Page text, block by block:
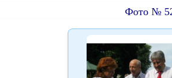
Фото №